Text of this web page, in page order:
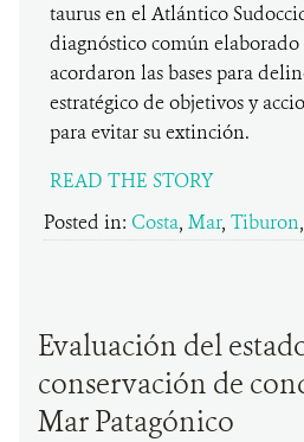
taurus en el Atlántico
diagnóstico común elaborado
acordaron las bases para
estratégico de objetivos y
para evitar su extinción.
READ THE STORY
Posted in: Costa, Mar, Tiburon,
Evaluación del
conservación de
Mar Patagónico